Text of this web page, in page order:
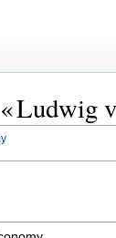
Ludwig